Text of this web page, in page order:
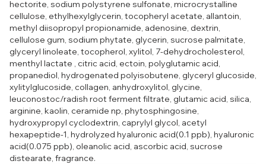
hectorite, sodium polystyrene sulfonate, microcrystalline
cellulose, ethylhexylglycerin, tocopheryl acetate, allantoin,
methyl diisopropyl propionamide, adenosine, dextrin,
cellulose gum, sodium phytate, glycerin, sucrose palmitate,
glyceryl linoleate, tocopherol, xylitol, 7-dehydrocholesterol,
menthyl lactate , citric acid, ectoin, polyglutamic acid,
propanediol, hydrogenated polyisobutene, glyceryl glucoside,
xylitylglucoside, collagen, anhydroxylitol, glycine,
leuconostoc/radish root ferment filtrate, glutamic acid, silica,
arginine, kaolin, ceramide np, phytosphingosine,
hydroxypropyl cyclodextrin, caprylyl glycol, acetyl
hexapeptide-1, hydrolyzed hyaluronic acid(0.1 ppb), hyaluronic
acid(0.075 ppb), oleanolic acid, ascorbic acid, sucrose
distearate, fragrance.